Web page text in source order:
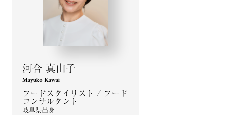
河合 真由子
Mayuko Kawai
フードスタイリスト / フード
コンサルタント
岐阜県出身